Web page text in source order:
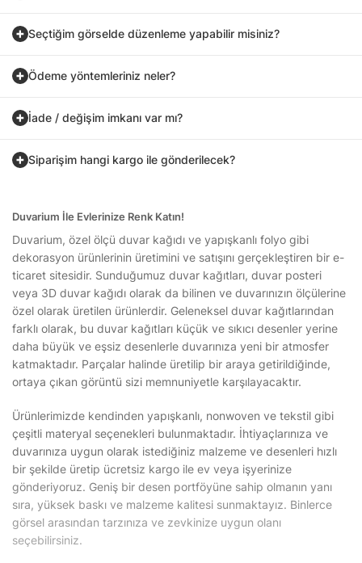
Seçtiğim görselde düzenleme yapabilir misiniz?
Ödeme yöntemleriniz neler?
İade / değişim imkanı var mı?
Siparişim hangi kargo ile gönderilecek?
Duvarium İle Evlerinize Renk Katın!
Duvarium, özel ölçü duvar kağıdı ve yapışkanlı folyo gibi
dekorasyon ürünlerinin üretimini ve satışını gerçekleştiren bir e-
ticaret sitesidir. Sunduğumuz duvar kağıtları, duvar posteri
veya 3D duvar kağıdı olarak da bilinen ve duvarınızın ölçülerine
özel olarak üretilen ürünlerdir. Geleneksel duvar kağıtlarından
farklı olarak, bu duvar kağıtları küçük ve sıkıcı desenler yerine
daha büyük ve eşsiz desenlerle duvarınıza yeni bir atmosfer
katmaktadır. Parçalar halinde üretilip bir araya getirildiğinde,
ortaya çıkan görüntü sizi memnuniyetle karşılayacaktır.
Ürünlerimizde kendinden yapışkanlı, nonwoven ve tekstil gibi
çeşitli materyal seçenekleri bulunmaktadır. İhtiyaçlarınıza ve
duvarınıza uygun olarak istediğiniz malzeme ve desenleri hızlı
bir şekilde üretip ücretsiz kargo ile ev veya işyerinize
gönderiyoruz. Geniş bir desen portföyüne sahip olmanın yanı
sıra, yüksek baskı ve malzeme kalitesi sunmaktayız. Binlerce
görsel arasından tarzınıza ve zevkinize uygun olanı
seçebilirsiniz.